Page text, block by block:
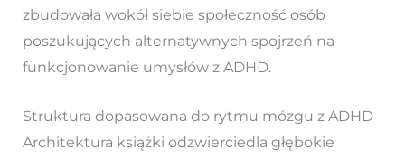
zbudowała wokół siebie społeczność osób
poszukujących alternatywnych spojrzeń na
funkcjonowanie umysłów z ADHD.
Struktura dopasowana do rytmu mózgu z ADHD
Architektura książki odzwierciedla głębokie